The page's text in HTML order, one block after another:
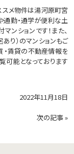
スメ物件は湯河原町宮
通勤・通学が便利な土
ンションです！また、
り）のマンションもご
・賃貸の不動産情報を
可能となっております
2022年11月18日
次の記事»